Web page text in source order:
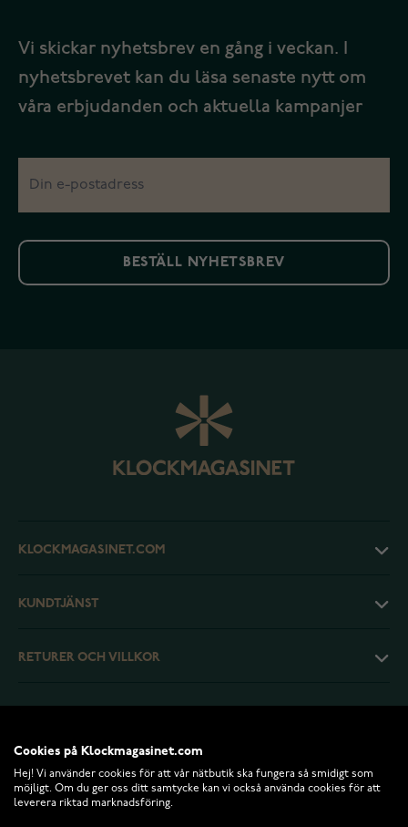
Vi skickar nyhetsbrev en gång i veckan. I
nyhetsbrevet kan du läsa senaste nytt om
våra erbjudanden och aktuella kampanjer
BESTÄLL NYHETSBREV
KLOCKMAGASINET.COM
KUNDTJÄNST
RETURER OCH VILLKOR
Cookies på Klockmagasinet.com
Hej! Vi använder cookies för att vår nätbutik ska fungera så smidigt som
möjligt. Om du ger oss ditt samtycke kan vi också använda cookies för att
leverera riktad marknadsföring.